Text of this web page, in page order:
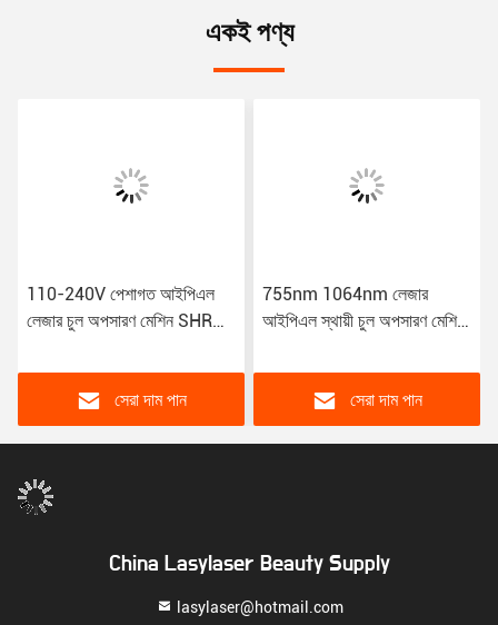
একই পণ্য
110-240V পেশাগত আইপিএল
লেজার চুল অপসারণ মেশিন SHR
সেরা দাম পান
755nm 1064nm লেজার
আইপিএল স্থায়ী চুল অপসারণ মেশিন
সেরা দাম পান
China Lasylaser Beauty Supply
lasylaser@hotmail.com